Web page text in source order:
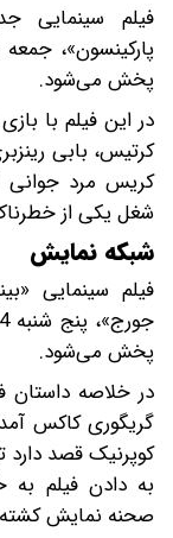
فیلم سینمایی
پخش می‌شود.
در این فیلم با
کرتیس، بابی
کریس مرد
شغل یکی از
شبکه نمایش
فیلم سینمایی
پخش می‌شود.
در خلاصه داستان
کوپرنیک قصد دارد
به دادن فیلم
صحنه نمایش